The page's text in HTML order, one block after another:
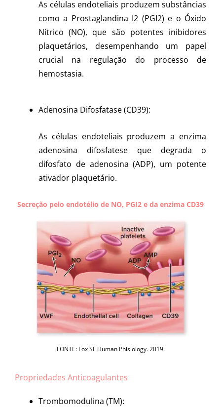
As células endoteliais produzem substâncias
como a Prostaglandina I2 (PGI2) e o Óxido
Nítrico (NO), que são potentes inibidores
plaquetários, desempenhando um papel
crucial na regulação do processo de
hemostasia.
Adenosina Difosfatase (CD39):
As células endoteliais produzem a enzima
adenosina difosfatese que degrada o
difosfato de adenosina (ADP), um potente
ativador plaquetário.
Secreção pelo endotélio de NO, PGI2 e da enzima CD39
FONTE: Fox SI. Human Phisiology. 2019.
Propriedades Anticoagulantes
Trombomodulina (TM):